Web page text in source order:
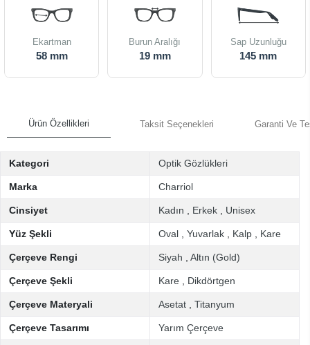
Ekartman
58 mm
Burun Aralığı
19 mm
Sap Uzunluğu
145 mm
Ürün Özellikleri Taksit Seçenekleri Garanti Ve
Kategori Optik Gözlükleri
Marka Charriol
Cinsiyet Kadın Erkek Unisex
Yüz Şekli Oval Yuvarlak Kalp Kare
Çerçeve Rengi Siyah Altın (Gold)
Çerçeve Şekli Kare Dikdörtgen
Çerçeve Materyali Asetat Titanyum
Çerçeve Tasarımı Yarım Çerçeve